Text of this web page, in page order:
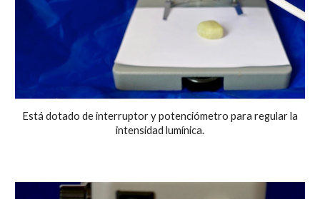
Está dotado de interruptor y potenciómetro para regular la
intensidad lumínica.